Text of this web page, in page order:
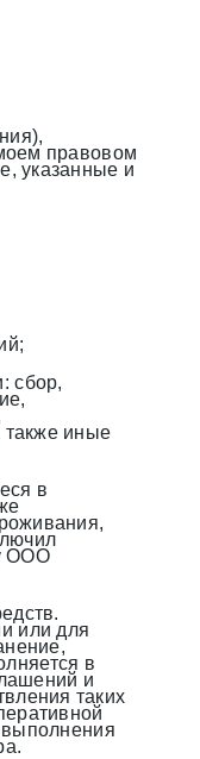
правовом
указанные и
сбор,
также иные
в
ООО
или для
в
и
таких
выполнения